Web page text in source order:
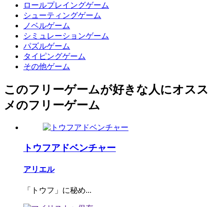
ロールプレイングゲーム
シューティングゲーム
ノベルゲーム
シミュレーションゲーム
パズルゲーム
タイピングゲーム
その他ゲーム
このフリーゲームが好きな人にオスス
メのフリーゲーム
トウフアドベンチャー
アリエル
「トウフ」に秘め...